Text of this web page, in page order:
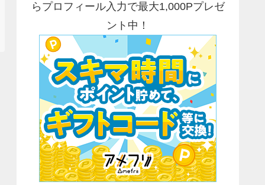
らプロフィール入力で最大1,000Pプレゼ
ント中！